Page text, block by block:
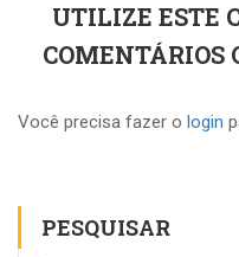
UTILIZE ESTE
COMENTÁRIOS
Você precisa fazer o login
PESQUISAR